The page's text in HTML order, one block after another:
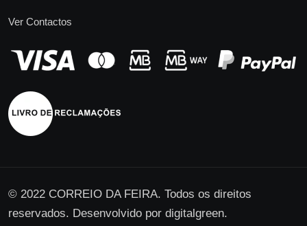
Ver Contactos
© 2022 CORREIO DA FEIRA. Todos os direitos
reservados. Desenvolvido por digitalgreen.